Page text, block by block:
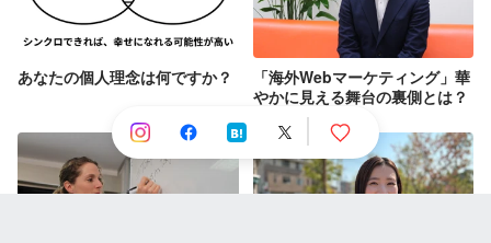
あなたの個人理念は何ですか？
「海外Webマーケティング」華
やかに見える舞台の裏側とは？